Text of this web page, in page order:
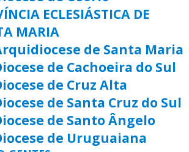
ECLESIÁSTICA DE
MARIA
de Santa Maria
de Cachoeira do Sul
de Cruz Alta
de Santa Cruz do Sul
de Santo Ângelo
de Uruguaiana